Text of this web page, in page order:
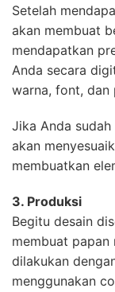
Setelah
akan membuat
mendapatkan
Anda secara
warna, font, dan
Jika Anda
akan
membuatkan
3. Produksi
Begitu desain
membuat papan
dilakukan
menggunakan